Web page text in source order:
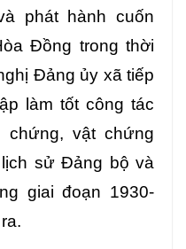
phát hành cuốn
Đồng trong thời
Đảng ủy xã tiếp
làm tốt công tác
chứng, vật chứng
sử Đảng bộ và
giai đoạn 1930-